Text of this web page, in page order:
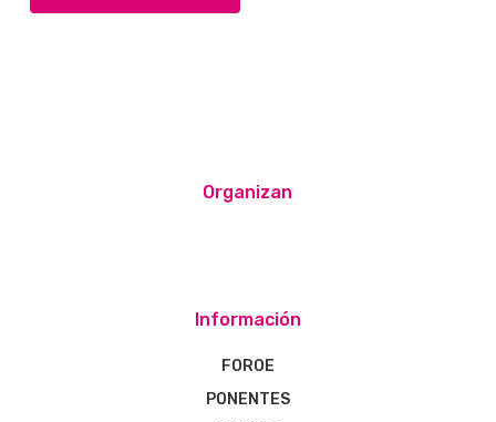
Organizan
Información
FOROE
PONENTES